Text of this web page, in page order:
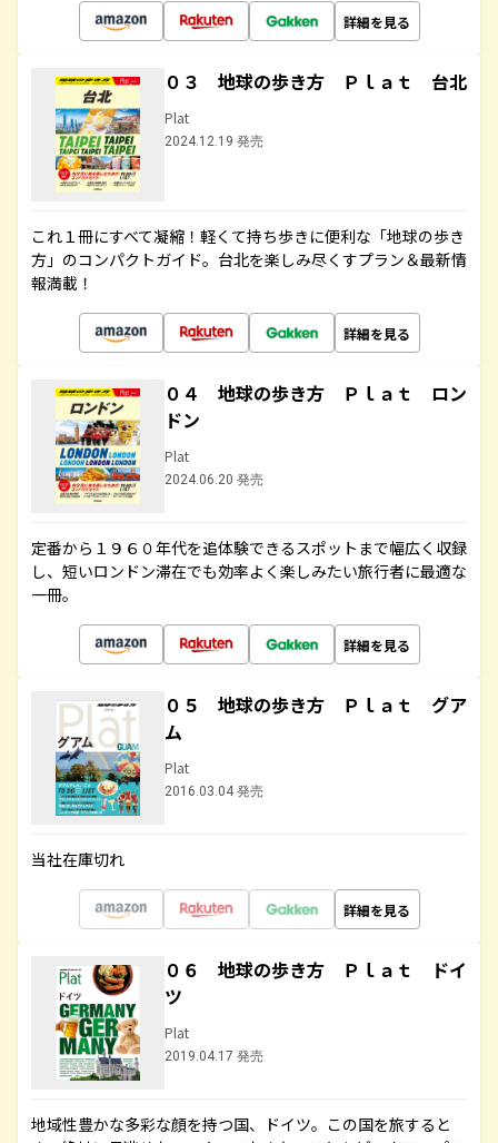
詳細を見る
０３ 地球の歩き方 Ｐｌａｔ 台北
Plat
2024.12.19 発売
これ１冊にすべて凝縮！軽くて持ち歩きに便利な「地球の歩き
方」のコンパクトガイド。台北を楽しみ尽くすプラン＆最新情
報満載！
詳細を見る
０４ 地球の歩き方 Ｐｌａｔ ロン
ドン
Plat
2024.06.20 発売
定番から１９６０年代を追体験できるスポットまで幅広く収録
し、短いロンドン滞在でも効率よく楽しみたい旅行者に最適な
一冊。
詳細を見る
０５ 地球の歩き方 Ｐｌａｔ グア
ム
Plat
2016.03.04 発売
当社在庫切れ
詳細を見る
０６ 地球の歩き方 Ｐｌａｔ ドイ
ツ
Plat
2019.04.17 発売
地域性豊かな多彩な顔を持つ国、ドイツ。この国を旅すると